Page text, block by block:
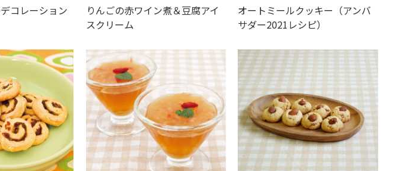
コレーション
りんごの赤ワイン煮＆豆腐アイ
スクリーム
オートミールクッキー（アンバ
サダー2021レシピ）